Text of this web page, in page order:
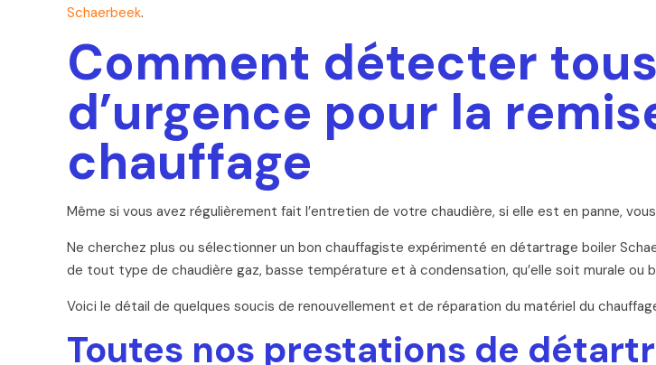
Schaerbeek.
Comment détecter
d’urgence pour la
chauffage
Même si vous avez régulièrement fait l’entretien de votre chaudière, si elle est en panne,
Ne cherchez plus ou sélectionner un bon chauffagiste expérimenté en détartrage boiler
de tout type de chaudière gaz, basse température et à condensation, qu’elle soit murale ou
Voici le détail de quelques soucis de renouvellement et de réparation du matériel du
Toutes nos prestations de